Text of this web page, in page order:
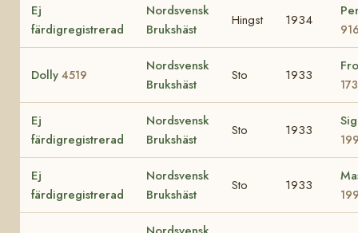
Ej
färdigregistrerad
Nordsvensk
Brukshäst
Hingst 1934
Dolly 4519
Nordsvensk
Brukshäst
Sto 1933
Ej
färdigregistrerad
Nordsvensk
Brukshäst
Sto 1933
Ej
färdigregistrerad
Nordsvensk
Brukshäst
Sto 1933